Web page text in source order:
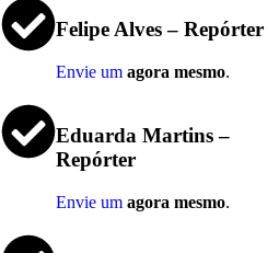
Felipe Alves – Repórter
Envie um agora mesmo.
Eduarda Martins –
Repórter
Envie um agora mesmo.